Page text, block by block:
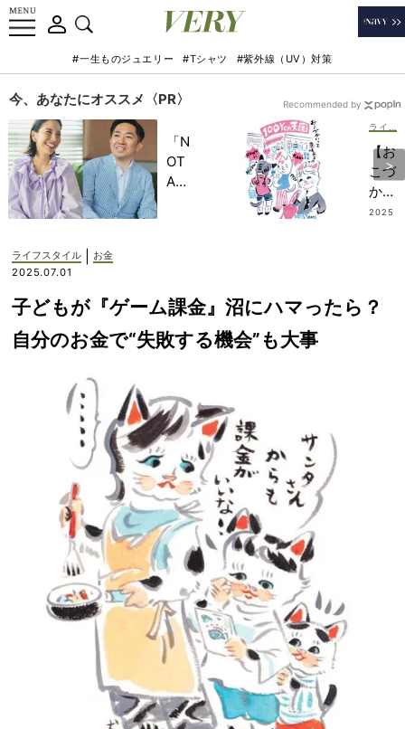
#一生ものジュエリー #Tシャツ #紫外線（UV）対策
今、あなたにオススメ〈PR〉
「N
OT
A
記憶
に一
生残
上の
家族
旅】
を
【お
こづ
かい
って
金の
2025
Recommended by
ライフスタイル
お金
2025.07.01
子どもが『ゲーム課金』沼にハマったら？
自分のお金で“失敗する機会”も大事